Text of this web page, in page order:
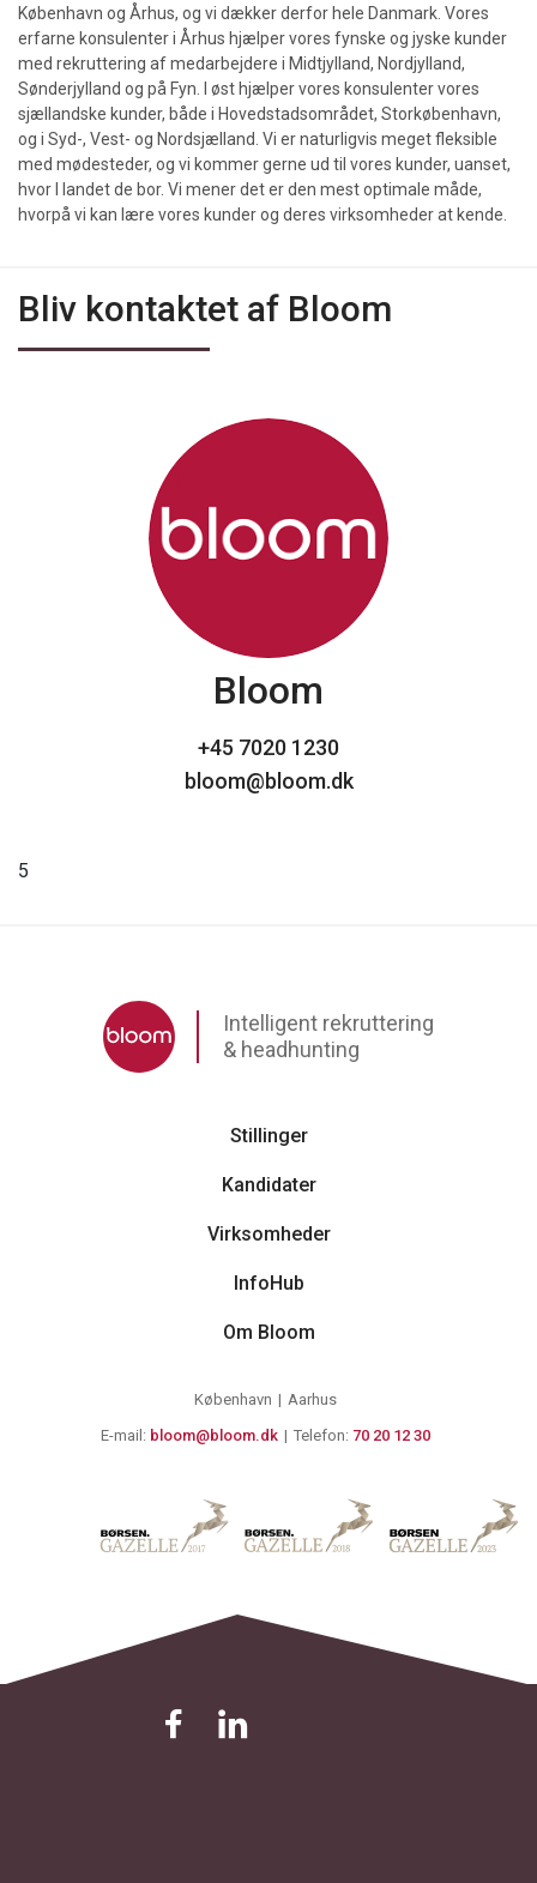
København og Århus, og vi dækker derfor hele Danmark. Vores
erfarne konsulenter i Århus hjælper vores fynske og jyske kunder
med rekruttering af medarbejdere i Midtjylland, Nordjylland,
Sønderjylland og på Fyn. I øst hjælper vores konsulenter vores
sjællandske kunder, både i Hovedstadsområdet, Storkøbenhavn,
og i Syd-, Vest- og Nordsjælland. Vi er naturligvis meget fleksible
med mødesteder, og vi kommer gerne ud til vores kunder, uanset,
hvor I landet de bor. Vi mener det er den mest optimale måde,
hvorpå vi kan lære vores kunder og deres virksomheder at kende.
Bliv kontaktet af Bloom
Bloom
+45 7020 1230
bloom@bloom.dk
5
Intelligent rekruttering
& headhunting
Stillinger
Kandidater
Virksomheder
InfoHub
Om Bloom
København
Aarhus
E-mail: bloom@bloom.dk Telefon: 70 20 12 30